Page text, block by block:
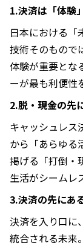
1.決済は「体験
日本における「
技術そのもので
体験が重要とな
ーが最も利便性
2.脱・現金の先
キャッシュレス
から「あらゆる
掲げる「打倒・
生活がシームレ
3.決済の先にあ
決済を入り口に
統合される未来